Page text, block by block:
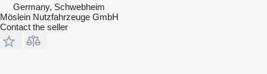
Germany, Schwebheim
Möslein Nutzfahrzeuge GmbH
Contact the seller